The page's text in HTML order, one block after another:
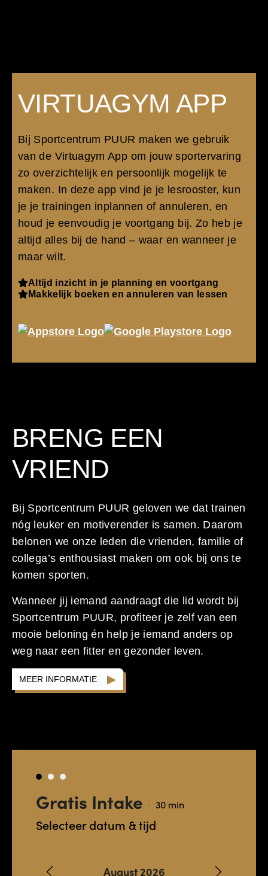
VIRTUAGYM APP
Bij Sportcentrum PUUR maken we gebruik
van de Virtuagym App om jouw sportervaring
zo overzichtelijk en persoonlijk mogelijk te
maken. In deze app vind je je lesrooster, kun
je je trainingen inplannen of annuleren, en
houd je eenvoudig je voortgang bij. Zo heb je
altijd alles bij de hand – waar en wanneer je
maar wilt.
Altijd inzicht in je planning en voortgang
Makkelijk boeken en annuleren van lessen
BRENG EEN
VRIEND
Bij Sportcentrum PUUR geloven we dat trainen
nóg leuker en motiverender is samen. Daarom
belonen we onze leden die vrienden, familie of
collega’s enthousiast maken om ook bij ons te
komen sporten.
Wanneer jij iemand aandraagt die lid wordt bij
Sportcentrum PUUR, profiteer je zelf van een
mooie beloning én help je iemand anders op
weg naar een fitter en gezonder leven.
MEER INFORMATIE
Gratis Intake • 30 min
Selecteer datum & tijd
August 2026